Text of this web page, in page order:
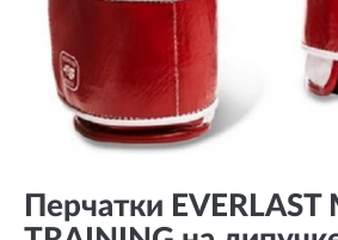
Перчатки EVERLAST